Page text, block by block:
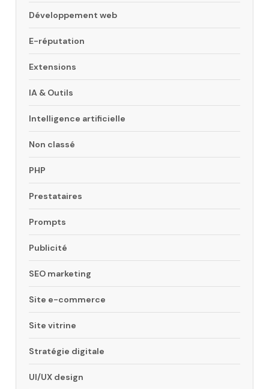
Développement web
E-réputation
Extensions
IA & Outils
Intelligence artificielle
Non classé
PHP
Prestataires
Prompts
Publicité
SEO marketing
Site e-commerce
Site vitrine
Stratégie digitale
UI/UX design